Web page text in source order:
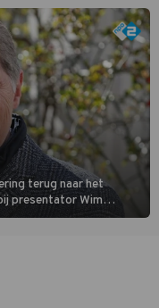
terug naar het
presentator Wim
tijd aan de hand van